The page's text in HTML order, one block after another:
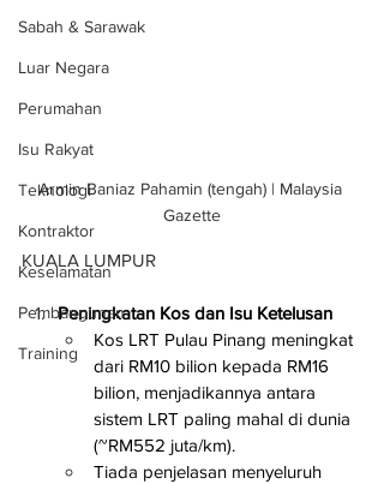
Sabah & Sarawak
Luar Negara
Perumahan
Isu Rakyat
Teknologi
Kontraktor
Keselamatan
Pembangunan
Training
Armin Baniaz Pahamin (tengah) | Malaysia
Gazette
KUALA LUMPUR
Peningkatan Kos dan Isu Ketelusan
Kos LRT Pulau Pinang meningkat
dari RM10 bilion kepada RM16
bilion, menjadikannya antara
sistem LRT paling mahal di dunia
(~RM552 juta/km).
Tiada penjelasan menyeluruh